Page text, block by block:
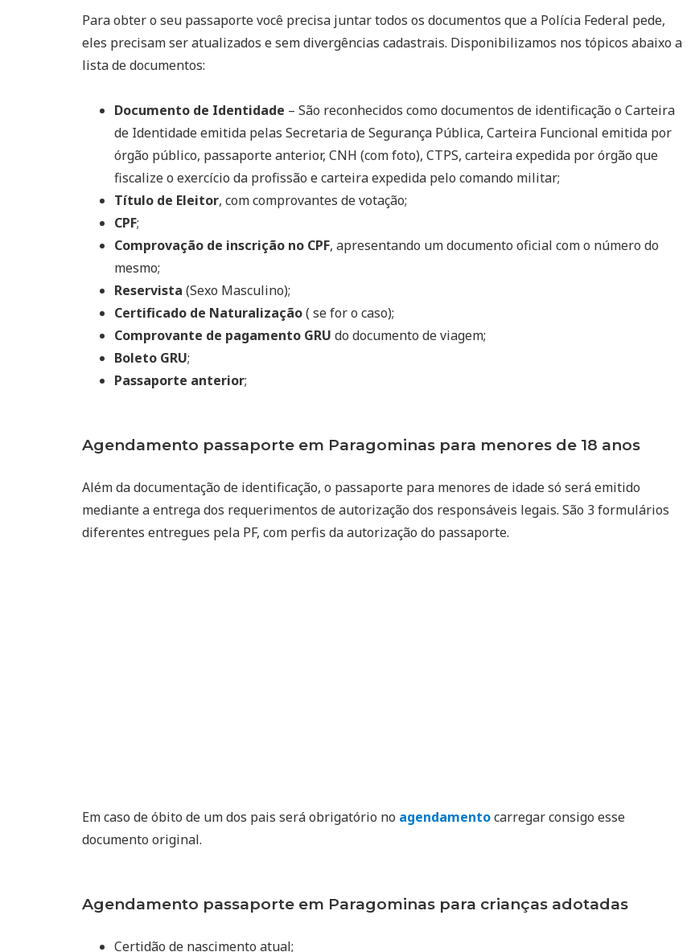
Para obter o seu passaporte você precisa juntar todos os documentos que a Polícia Federal pede,
eles precisam ser atualizados e sem divergências cadastrais. Disponibilizamos nos tópicos abaixo a
lista de documentos:
Documento de Identidade – São reconhecidos como documentos de identificação o Carteira
de Identidade emitida pelas Secretaria de Segurança Pública, Carteira Funcional emitida por
órgão público, passaporte anterior, CNH (com foto), CTPS, carteira expedida por órgão que
fiscalize o exercício da profissão e carteira expedida pelo comando militar;
Título de Eleitor, com comprovantes de votação;
CPF;
Comprovação de inscrição no CPF, apresentando um documento oficial com o número do
mesmo;
Reservista (Sexo Masculino);
Certificado de Naturalização( se for o caso);
Comprovante de pagamento GRU do documento de viagem;
Boleto GRU;
Passaporte anterior;
Agendamento passaporte em Paragominas para menores de 18 anos
Além da documentação de identificação, o passaporte para menores de idade só será emitido
mediante a entrega dos requerimentos de autorização dos responsáveis legais. São 3 formulários
diferentes entregues pela PF, com perfis da autorização do passaporte.
Em caso de óbito de um dos pais será obrigatório no agendamentocarregar consigo esse
documento original.
Agendamento passaporte em Paragominas para crianças adotadas
Certidão de nascimento atual;